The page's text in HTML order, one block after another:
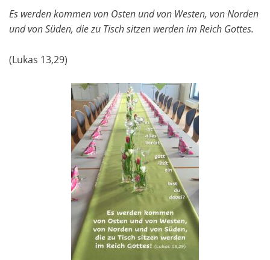
Es werden kommen von Osten und von Westen, von Norden
und von Süden, die zu Tisch sitzen werden im Reich Gottes.
(Lukas 13,29)